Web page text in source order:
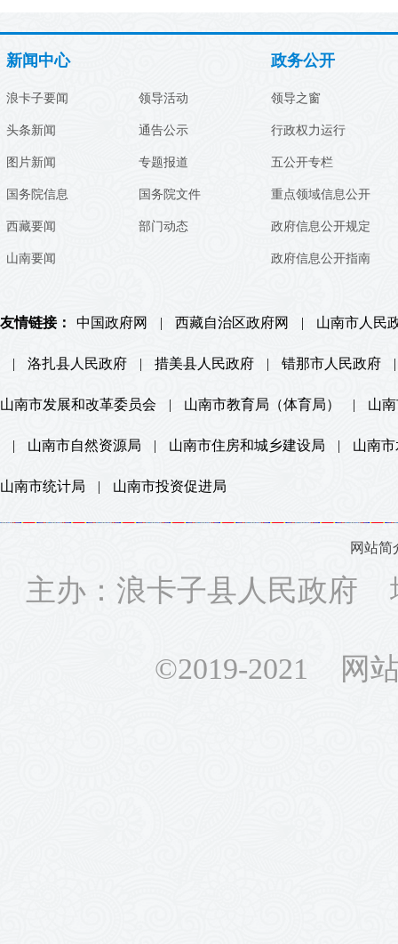
新闻中心
浪卡子要闻
头条新闻
图片新闻
国务院信息
西藏要闻
山南要闻
领导活动
通告公示
专题报道
国务院文件
部门动态
政务公开
领导之窗
行政权力运行
五公开专栏
重点领域信息公开
政府信息公开规定
政府信息公开指南
友情链接： 中国政府网 | 西藏自治区政府网 | 山南市人民
| 洛扎县人民政府 | 措美县人民政府 | 错那市人民政府 |
山南市发展和改革委员会 | 山南市教育局（体育局） | 山
| 山南市自然资源局 | 山南市住房和城乡建设局 | 山南
山南市统计局 | 山南市投资促进局
网站简
主办：浪卡子县人民政府
©2019-2021 网